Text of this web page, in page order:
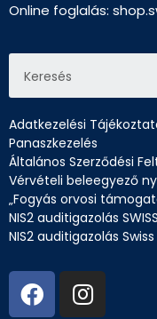
Online foglalás:
Adatkezelési
Panaszkezelés
Általános Szerződési
Vérvételi beleegyező
„Fogyás orvosi
NIS2 auditigazolás
NIS2 auditigazolás